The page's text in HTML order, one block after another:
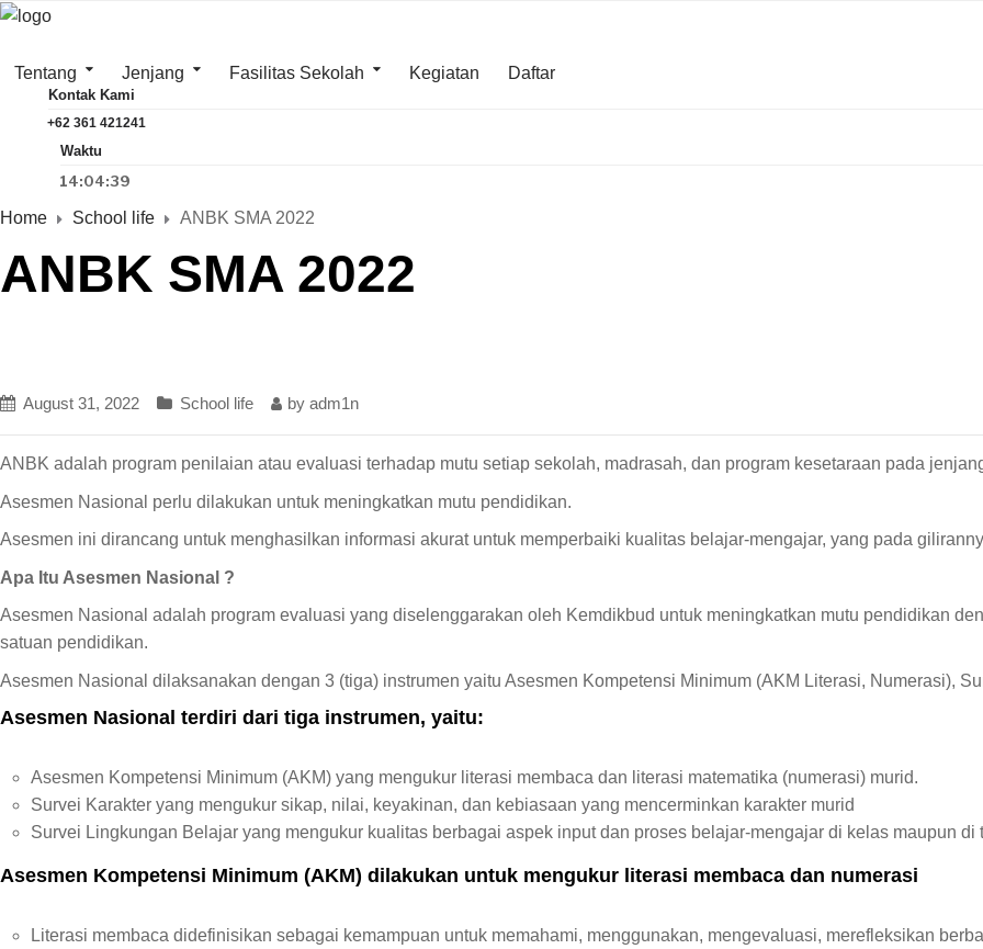
Tentang Jenjang Fasilitas Sekolah Kegiatan Daftar
Kontak Kami
+62 361 421241
Waktu
14:04:40
Home School life ANBK SMA 2022
ANBK SMA 2022
August 31, 2022 School life by adm1n
ANBK adalah program penilaian atau evaluasi terhadap mutu setiap sekolah, madrasah, dan program kesetaraan pada
Asesmen Nasional perlu dilakukan untuk meningkatkan mutu pendidikan.
Asesmen ini dirancang untuk menghasilkan informasi akurat untuk memperbaiki kualitas belajar-mengajar, yang pada
Apa Itu Asesmen Nasional ?
Asesmen Nasional adalah program evaluasi yang diselenggarakan oleh Kemdikbud untuk meningkatkan mutu pendidikan
satuan pendidikan.
Asesmen Nasional dilaksanakan dengan 3 (tiga) instrumen yaitu Asesmen Kompetensi Minimum (AKM Literasi, Numerasi),
Asesmen Nasional terdiri dari tiga instrumen, yaitu:
Asesmen Kompetensi Minimum (AKM) yang mengukur literasi membaca dan literasi matematika (numerasi) murid.
Survei Karakter yang mengukur sikap, nilai, keyakinan, dan kebiasaan yang mencerminkan karakter murid
Survei Lingkungan Belajar yang mengukur kualitas berbagai aspek input dan proses belajar-mengajar di kelas maupun di
Asesmen Kompetensi Minimum (AKM) dilakukan untuk mengukur literasi membaca dan numerasi
Literasi membaca didefinisikan sebagai kemampuan untuk memahami, menggunakan, mengevaluasi, merefleksikan